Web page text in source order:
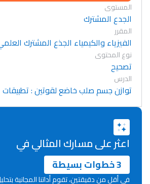
Lycée Maroc
المستوى
الجدع المشترك
المقرر
الفيزياء والكيمياء الجذع المشترك
نوع المحتوى
تصحيح
الدرس
توازن جسم صلب خاضع لقوتين : تطبيقات
اعثر على مسارك المثالي في
3 خطوات بسيطة
في أقل من دقيقتين، تقوم أداتنا المجانية